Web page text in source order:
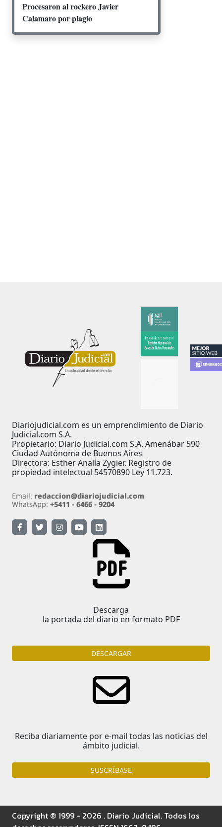
Procesaron al rockero Javier
Calamaro por plagio
Diariojudicial.com es un emprendimiento de Diario
Judicial.com S.A.
Propietario: Diario Judicial.com S.A. Amenábar 590
Ciudad Autónoma de Buenos Aires
Directora: Esther Analía Zygier. Registro de
propiedad intelectual 54570890 Ley 11.723.
Descarga
la portada del diario en formato PDF
DESCARGAR
Reciba diariamente por e-mail todas las noticias del
ámbito judicial.
SUSCRÍBASE
Copyright ® 1999 - 2026 . Diario Judicial. Todos los